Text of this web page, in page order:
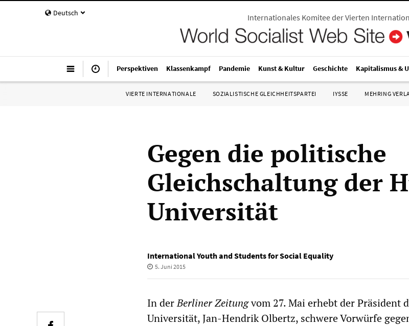
Deutsch Internationales Komitee der Vierten
Perspektiven Klassenkampf Pandemie Kunst & Kultur Geschichte Kapitalismus &
VIERTE INTERNATIONALE SOZIALISTISCHE GLEICHHEITSPARTEI IYSSE MEHRING
Gegen die politische
Gleichschaltung der
Universität
International Youth and Students for Social Equality
5. Juni 2015
In derBerliner Zeitungvom 27. Mai erhebt der Präsident
Universität, Jan-Hendrik Olbertz, schwere Vorwürfe